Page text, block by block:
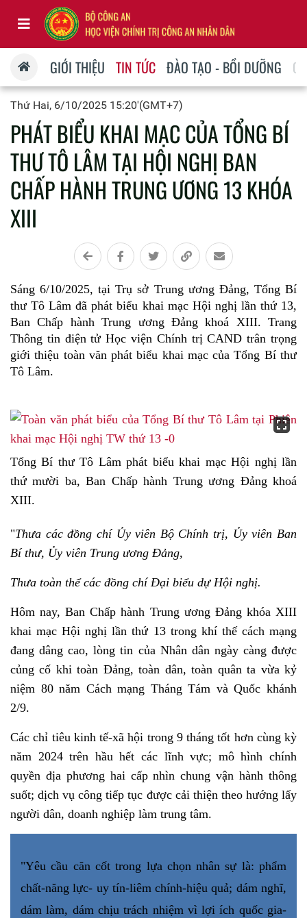
GIỚI THIỆU TIN TỨC ĐÀO TẠO - BỒI DƯỠNG
Thứ Hai, 6/10/2025 15:20'(GMT+7)
PHÁT BIỂU KHAI MẠC CỦA TỔNG BÍ
THƯ TÔ LÂM TẠI HỘI NGHỊ BAN
CHẤP HÀNH TRUNG ƯƠNG 13 KHÓA
XIII
Sáng 6/10/2025, tại Trụ sở Trung ương Đảng, Tổng Bí
thư Tô Lâm đã phát biểu khai mạc Hội nghị lần thứ 13,
Ban Chấp hành Trung ương Đảng khoá XIII. Trang
Thông tin điện tử Học viện Chính trị CAND trân trọng
giới thiệu toàn văn phát biểu khai mạc của Tổng Bí thư
Tô Lâm.
Tổng Bí thư Tô Lâm phát biểu khai mạc Hội nghị lần
thứ mười ba, Ban Chấp hành Trung ương Đảng khoá
XIII.
"Thưa các đồng chí Ủy viên Bộ Chính trị, Ủy viên Ban
Bí thư, Ủy viên Trung ương Đảng,
Thưa toàn thể các đồng chí Đại biểu dự Hội nghị.
Hôm nay, Ban Chấp hành Trung ương Đảng khóa XIII
khai mạc Hội nghị lần thứ 13 trong khí thế cách mạng
đang dâng cao, lòng tin của Nhân dân ngày càng được
củng cố khi toàn Đảng, toàn dân, toàn quân ta vừa kỷ
niệm 80 năm Cách mạng Tháng Tám và Quốc khánh
2/9.
Các chỉ tiêu kinh tế-xã hội trong 9 tháng tốt hơn cùng kỳ
năm 2024 trên hầu hết các lĩnh vực; mô hình chính
quyền địa phương hai cấp nhìn chung vận hành thông
suốt; dịch vụ công tiếp tục được cải thiện theo hướng lấy
người dân, doanh nghiệp làm trung tâm.
"Yêu cầu căn cốt trong lựa chọn nhân sự là: phẩm
chất-năng lực- uy tín-liêm chính-hiệu quả; dám nghĩ,
dám làm, dám chịu trách nhiệm vì lợi ích quốc gia-